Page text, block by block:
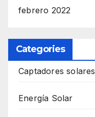
febrero 2022
Categories
Captadores solares
Energía Solar